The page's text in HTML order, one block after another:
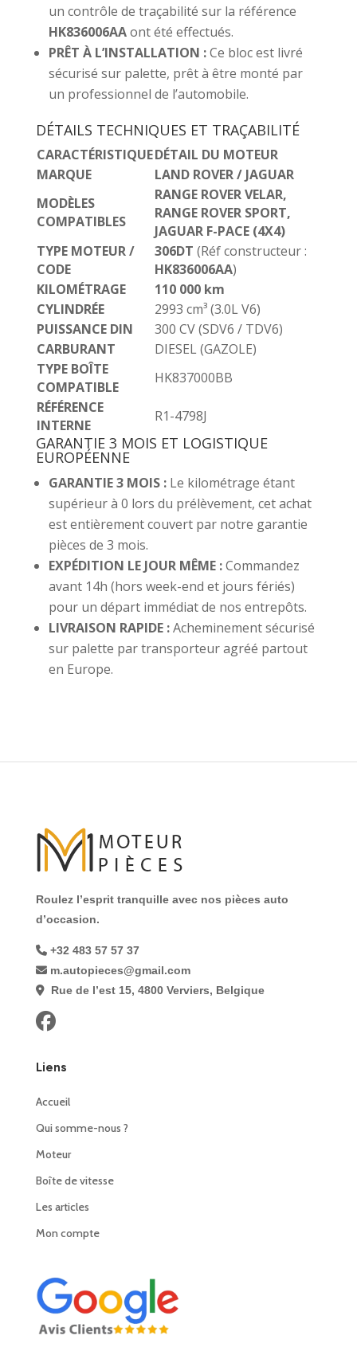
un contrôle de traçabilité sur la référence
HK836006AAont été effectués.
PRÊT À L’INSTALLATION :Ce bloc est livré
sécurisé sur palette, prêt à être monté par
un professionnel de l’automobile.
DÉTAILS TECHNIQUES ET TRAÇABILITÉ
CARACTÉRISTIQUEDÉTAIL DU MOTEUR
MARQUE
LAND ROVER / JAGUAR
MODÈLES
COMPATIBLES
RANGE ROVER VELAR,
RANGE ROVER SPORT,
JAGUAR F-PACE (4X4)
TYPE MOTEUR /
CODE
306DT (Réf constructeur :
HK836006AA)
KILOMÉTRAGE
110 000 km
CYLINDRÉE
2993 cm³ (3.0L V6)
PUISSANCE DIN
300 CV (SDV6 / TDV6)
CARBURANT
DIESEL (GAZOLE)
TYPE BOÎTE
COMPATIBLE
HK837000BB
RÉFÉRENCE
INTERNE
R1-4798J
GARANTIE 3 MOIS ET LOGISTIQUE
EUROPÉENNE
GARANTIE 3 MOIS :Le kilométrage étant
supérieur à 0 lors du prélèvement, cet achat
est entièrement couvert par notre garantie
pièces de 3 mois.
EXPÉDITION LE JOUR MÊME :Commandez
avant 14h (hors week-end et jours fériés)
pour un départ immédiat de nos entrepôts.
LIVRAISON RAPIDE :Acheminement sécurisé
sur palette par transporteur agréé partout
en Europe.
Roulez l’esprit tranquille avec nos pièces auto
d’occasion.
+32 483 57 57 37
m.autopieces@gmail.com
Rue de l’est 15, 4800 Verviers, Belgique
Liens
Accueil
Qui somme-nous ?
Moteur
Boîte de vitesse
Les articles
Mon compte